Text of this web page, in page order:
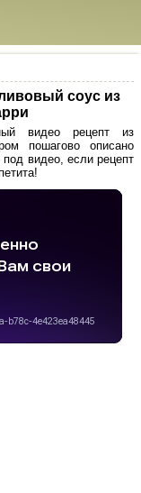
соус из
видео рецепт из
пошагово описано
видео, если рецепт